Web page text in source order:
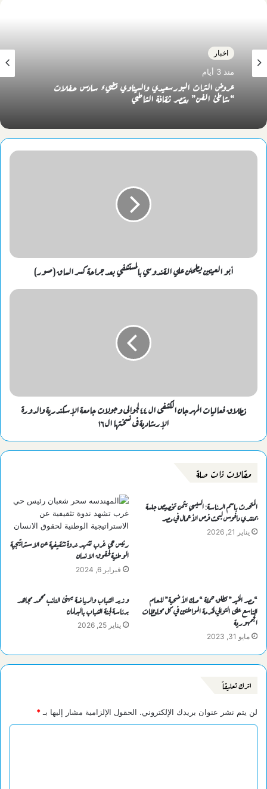
اخبار
منذ 3 أيام
عروض التراث البورسعيدي والسيناوي تضيء سادس حفلات
“شاطئ الفن” بقصر ثقافة الشاطبي
أبو العينين يطمئن علي القندوسي بالمستشفي بعد جراحة كسر الساق (صور)
نطلاق فعاليات المهرجان الكشفى ال ٤٤ لجوالى وجولات جامعة الإسكندرية والدورة
الإرشادية فى نسختها ال ١٦
مقالات ذات صلة
المتحدث باسم الرئاسة: السيسي يثمن تخصيص جلسة
بمنتدي دافوس لبحث فرص الأعمال في مصر
يناير 21, 2026
رئيس حي غرب تشهد ندوة تثقيفية عن الاستراتيجية
الوطنية لحقوق الانسان
فبراير 6, 2024
“مصر الخير” تطلق حملة “صك الأضحية” للعام
التاسع على التوالي لخدمة المواطنين في كل محافظات
الجمهورية
مايو 31, 2023
وزير الشباب والرياضة يهنئ النائب محمد مجاهد
برئاسة لجنة الشباب بالبرلمان
يناير 25, 2026
اترك تعليقاً
لن يتم نشر عنوان بريدك الإلكتروني. الحقول الإلزامية مشار إليها بـ *